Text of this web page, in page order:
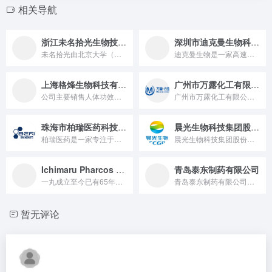
相关导航
浙江未名拾光生物技术有限公司
未名拾光由北京大学（蛋白质与植物基因研究国家重点实验室）和清...
深圳市迪克曼生物科技有限公司
迪克曼生物是一家高速成长的高科技企业。主营业务为小分子活性物...
上海格烽生物科技有限公司
公司主要销售人体功效验证的活性物和符合当下市场的功能性原料...
广州市万露化工有限公司 /上海方登化工有限公司
广州市万露化工有限公司成立于2002年，上海方登化工有限公司...
珠海市柏瑞医药科技有限公司
柏瑞医药是一家专注于大健康(医药保健品)原料与制剂及化妆品原...
晨光生物科技集团股份有限公司
晨光生物科技集团股份有限公司 中国出口创汇型企业 晨光生物科...
Ichimaru Pharcos Co., Ltd
一丸成立至今已有65年，是研发型的供应商。一丸不断研究护肤新...
青岛泰东制药有限公司
青岛泰东制药有限公司由日本阿尔卑斯药品工业株式会社1994年...
暂无评论